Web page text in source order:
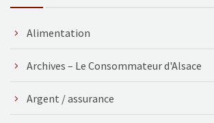
Alimentation
Archives – Le Consommateur d'Alsace
Argent / assurance